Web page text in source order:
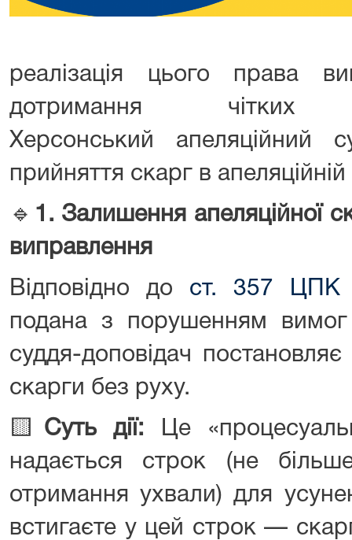
реалізація цього права
дотримання
Херсонський апеляційний
прийняття скарг в апеляційній
🔹 1. Залишення апеляційної
виправлення
Відповідно до ст. 357 ЦПК
подана з порушенням
суддя-доповідач
скарги без руху.
🟨 Суть дії: Це
надається строк (не
отримання ухвали) для
встигаєте у цей строк —